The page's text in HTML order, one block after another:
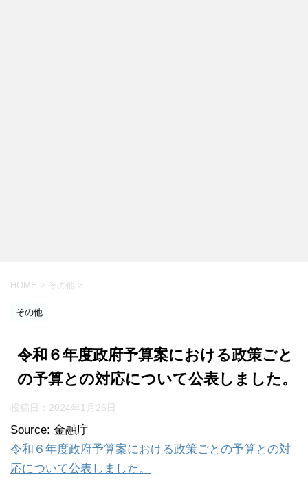
HOME > その他 >
その他
令和６年度政府予算案における政策ごと
の予算との対応について公表しました。
投稿日： 2024年1月26日
Source: 金融庁
令和６年度政府予算案における政策ごとの予算との対
応について公表しました。